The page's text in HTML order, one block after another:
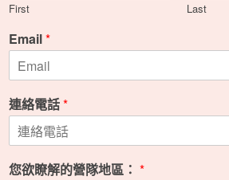
First Last
Email*
連絡電話*
您欲瞭解的營隊地區： *